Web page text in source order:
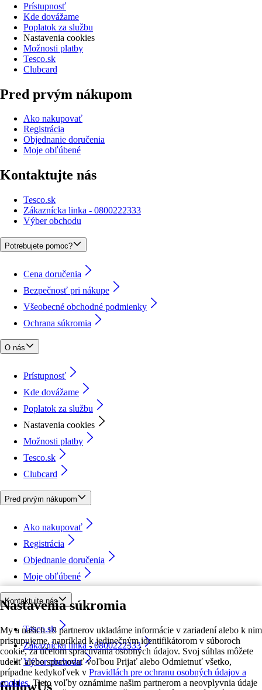
Nastavenia súkromia
My a našich 18 partnerov ukladáme informácie v zariadení alebo k nim
pristupujeme, napríklad k jedinečným identifikátorom v súboroch
cookie, za účelom spracúvania osobných údajov. Svoj súhlas môžete
udeliť alebo spravovať voľbou Prijať alebo Odmietnuť všetko,
prípadne kedykoľvek v Pravidlách pre ochranu osobných údajov a
cookies. Tieto voľby oznámime našim partnerom a neovplyvnia údaje
Prístupnosť
Kde dovážame
Poplatok za službu
Nastavenia cookies
Možnosti platby
Tesco.sk
Clubcard
Pred prvým nákupom
Ako nakupovať
Registrácia
Objednanie doručenia
Moje obľúbené
Kontaktujte nás
Tesco.sk
Zákaznícka linka - 0800222333
Výber obchodu
Potrebujete pomoc?
Cena doručenia
Bezpečnosť pri nákupe
Všeobecné obchodné podmienky
Ochrana súkromia
O nás
Prístupnosť
Kde dovážame
Poplatok za službu
Nastavenia cookies
Možnosti platby
Tesco.sk
Clubcard
Pred prvým nákupom
Ako nakupovať
Registrácia
Objednanie doručenia
Moje obľúbené
Kontaktujte nás
Tesco.sk
Zákaznícka linka - 0800222333
Výber obchodu
followUs